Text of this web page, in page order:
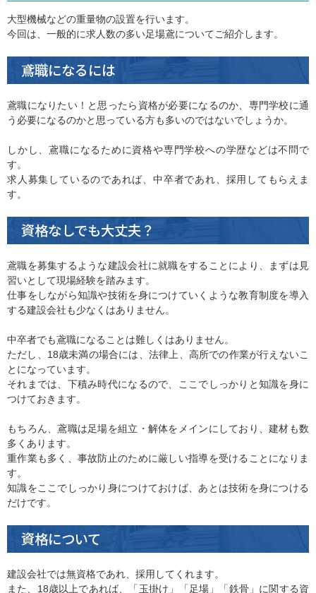
大型機械などの重量物の設置を行います。
今回は、一般的に求人数の多い足場鳶についてご紹介します。
鳶職になるには
鳶職になりたい！と思ったら資格が必要になるのか、専門学校に通
う必要になるのかと思っている方も多いのではないでしょうか。
しかし、鳶職になるために資格や専門学校への学歴などは不問で
す。
求人募集しているのであれば、中卒者であれ、採用してもらえま
す。
資格なしでも大丈夫？
鳶職を募集するような建設会社に就職をすることにより、まずは見
習いとして現場経験を踏みます。
仕事をしながら知識や技術を身につけていくような教育制度を導入
する建設会社も少なくはありません。
中卒者でも鳶職になることは難しくはありません。
ただし、18歳未満の場合には、法律上、高所での作業が行えないこ
とになっています。
それまでは、下積み時代になるので、ここでしっかりと知識を身に
つけておきます。
もちろん、鳶職は足場を組立・解体をメインにしており、建材も数
多くあります。
重作業も多く、事故防止のために厳しい指導を受けることになりま
す。
知識をここでしっかり身につけておけば、あとは技術を身につける
だけです。
資格について
建設会社では無資格であれ、採用してくれます。
また、18歳以上であれば、「玉掛け」「足場」「鉄骨」に関する資